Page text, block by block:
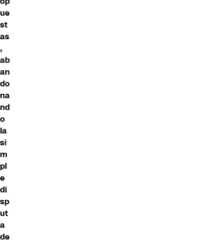
ue
st
as
,
ab
an
do
na
nd
o
la
si
m
pl
e
di
sp
ut
a
de